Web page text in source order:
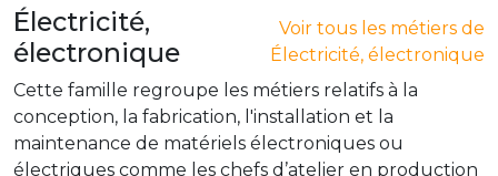
Électricité,
électronique
Voir tous les métiers de
Électricité, électronique
Cette famille regroupe les métiers relatifs à la
conception, la fabrication, l'installation et la
maintenance de matériels électroniques ou
électriques comme les chefs d’atelier en production